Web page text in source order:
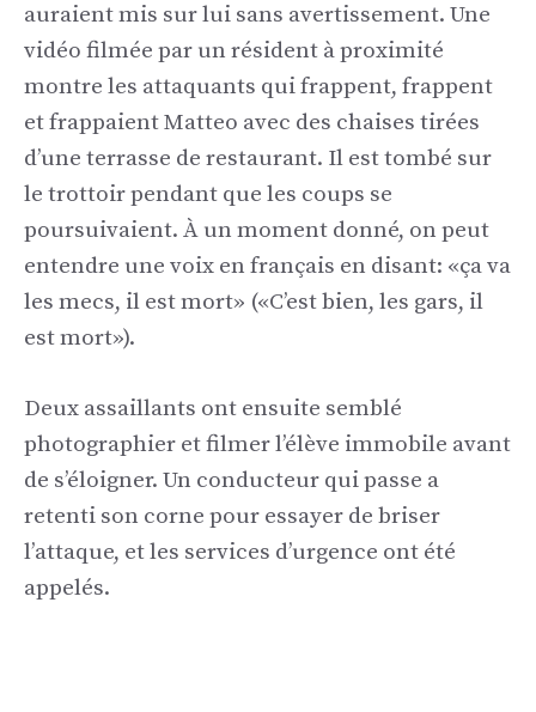
auraient mis sur lui sans avertissement. Une
vidéo filmée par un résident à proximité
montre les attaquants qui frappent, frappent
et frappaient Matteo avec des chaises tirées
d’une terrasse de restaurant. Il est tombé sur
le trottoir pendant que les coups se
poursuivaient. À un moment donné, on peut
entendre une voix en français en disant: «ça va
les mecs, il est mort» («C’est bien, les gars, il
est mort»).
Deux assaillants ont ensuite semblé
photographier et filmer l’élève immobile avant
de s’éloigner. Un conducteur qui passe a
retenti son corne pour essayer de briser
l’attaque, et les services d’urgence ont été
appelés.